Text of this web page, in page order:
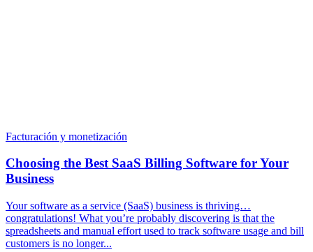
Facturación y monetización
Choosing the Best SaaS Billing Software for Your
Business
Your software as a service (SaaS) business is thriving…
congratulations! What you’re probably discovering is that the
spreadsheets and manual effort used to track software usage and bill
customers is no longer...